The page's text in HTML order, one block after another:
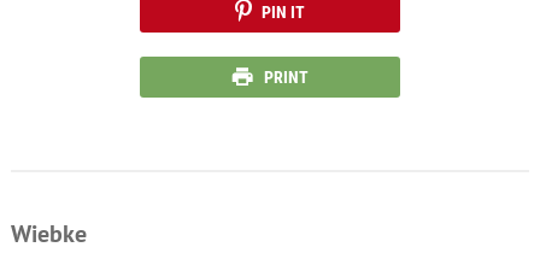
PIN IT
PRINT
Wiebke